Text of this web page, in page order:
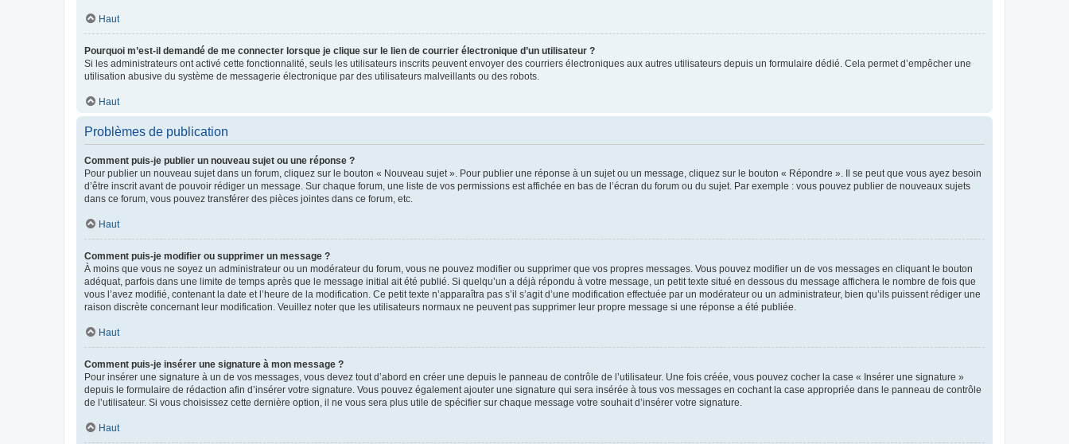
Haut
Pourquoi m’est-il demandé de me connecter lorsque je clique sur le lien de courrier électronique d’un utilisateur ?
Si les administrateurs ont activé cette fonctionnalité, seuls les utilisateurs inscrits peuvent envoyer des courriers électroniques aux autres utilisateurs depuis un formulaire dédié. Cela permet d’empêcher une
utilisation abusive du système de messagerie électronique par des utilisateurs malveillants ou des robots.
Haut
Problèmes de publication
Comment puis-je publier un nouveau sujet ou une réponse ?
Pour publier un nouveau sujet dans un forum, cliquez sur le bouton « Nouveau sujet ». Pour publier une réponse à un sujet ou un message, cliquez sur le bouton « Répondre ». Il se peut que vous ayez besoin
d’être inscrit avant de pouvoir rédiger un message. Sur chaque forum, une liste de vos permissions est affichée en bas de l’écran du forum ou du sujet. Par exemple : vous pouvez publier de nouveaux sujets
dans ce forum, vous pouvez transférer des pièces jointes dans ce forum, etc.
Haut
Comment puis-je modifier ou supprimer un message ?
À moins que vous ne soyez un administrateur ou un modérateur du forum, vous ne pouvez modifier ou supprimer que vos propres messages. Vous pouvez modifier un de vos messages en cliquant le bouton
adéquat, parfois dans une limite de temps après que le message initial ait été publié. Si quelqu’un a déjà répondu à votre message, un petit texte situé en dessous du message affichera le nombre de fois que
vous l’avez modifié, contenant la date et l’heure de la modification. Ce petit texte n’apparaîtra pas s’il s’agit d’une modification effectuée par un modérateur ou un administrateur, bien qu’ils puissent rédiger une
raison discrète concernant leur modification. Veuillez noter que les utilisateurs normaux ne peuvent pas supprimer leur propre message si une réponse a été publiée.
Haut
Comment puis-je insérer une signature à mon message ?
Pour insérer une signature à un de vos messages, vous devez tout d’abord en créer une depuis le panneau de contrôle de l’utilisateur. Une fois créée, vous pouvez cocher la case « Insérer une signature »
depuis le formulaire de rédaction afin d’insérer votre signature. Vous pouvez également ajouter une signature qui sera insérée à tous vos messages en cochant la case appropriée dans le panneau de contrôle
de l’utilisateur. Si vous choisissez cette dernière option, il ne vous sera plus utile de spécifier sur chaque message votre souhait d’insérer votre signature.
Haut